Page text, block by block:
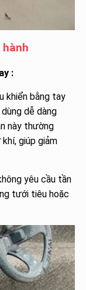
:
khiển bằng tay
dễ dàng
này thường
giúp giảm
yêu cầu tần
tưới tiêu hoặc